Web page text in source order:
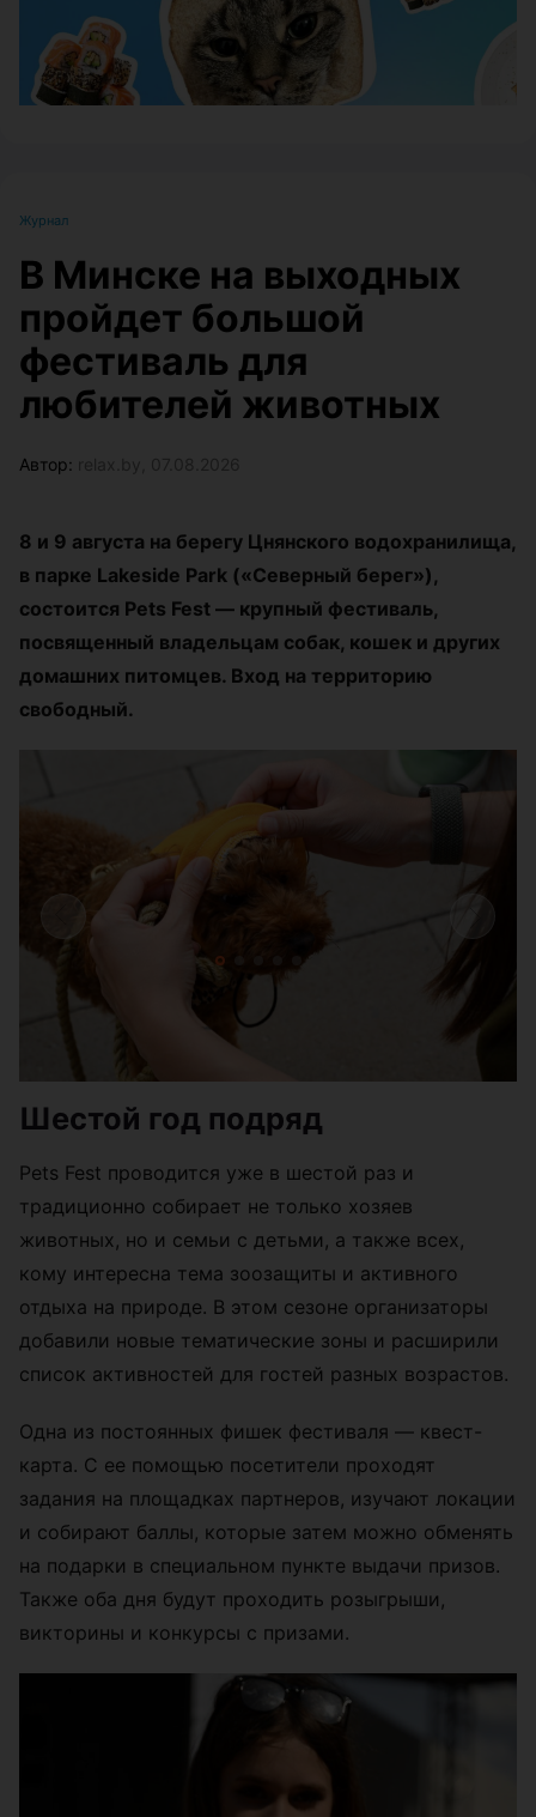
Журнал
В Минске на выходных
пройдет большой
фестиваль для
любителей животных
Автор:
8 и 9 августа на берегу Цнянского водохранилища,
в парке Lakeside Park («Северный берег»),
состоится Pets Fest — крупный фестиваль,
посвященный владельцам собак, кошек и других
домашних питомцев. Вход на территорию
свободный.
Шестой год подряд
Pets Fest проводится уже в шестой раз и
традиционно собирает не только хозяев
животных, но и семьи с детьми, а также всех,
кому интересна тема зоозащиты и активного
отдыха на природе. В этом сезоне организаторы
добавили новые тематические зоны и расширили
список активностей для гостей разных возрастов.
Одна из постоянных фишек фестиваля — квест-
карта. С ее помощью посетители проходят
задания на площадках партнеров, изучают локации
и собирают баллы, которые затем можно обменять
на подарки в специальном пункте выдачи призов.
Также оба дня будут проходить розыгрыши,
викторины и конкурсы с призами.